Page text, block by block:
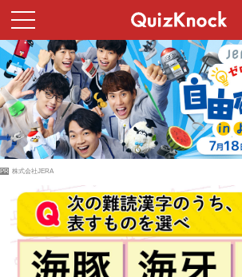
PR 株式会社JERA